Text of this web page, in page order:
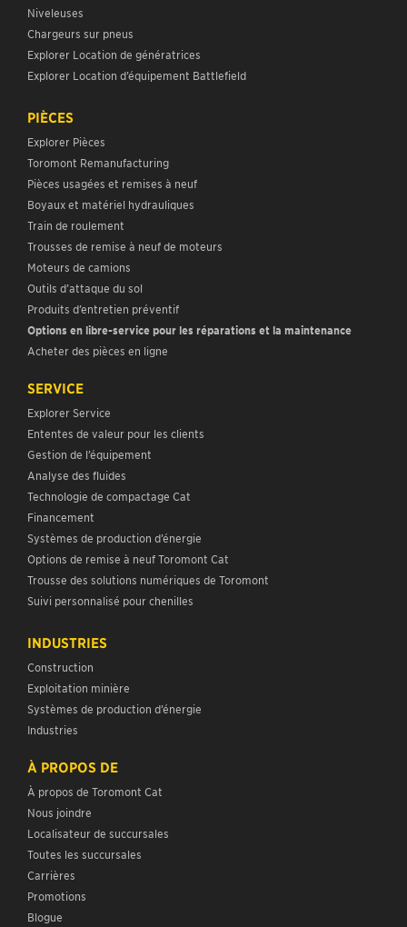
Niveleuses
Chargeurs sur pneus
Explorer Location de génératrices
Explorer Location d’équipement Battlefield
PIÈCES
Explorer Pièces
Toromont Remanufacturing
Pièces usagées et remises à neuf
Boyaux et matériel hydrauliques
Train de roulement
Trousses de remise à neuf de moteurs
Moteurs de camions
Outils d’attaque du sol
Produits d’entretien préventif
Options en libre-service pour les réparations et la maintenance
Acheter des pièces en ligne
SERVICE
Explorer Service
Ententes de valeur pour les clients
Gestion de l’équipement
Analyse des fluides
Technologie de compactage Cat
Financement
Systèmes de production d’énergie
Options de remise à neuf Toromont Cat
Trousse des solutions numériques de Toromont
Suivi personnalisé pour chenilles
INDUSTRIES
Construction
Exploitation minière
Systèmes de production d’énergie
Industries
À PROPOS DE
À propos de Toromont Cat
Nous joindre
Localisateur de succursales
Toutes les succursales
Carrières
Promotions
Blogue